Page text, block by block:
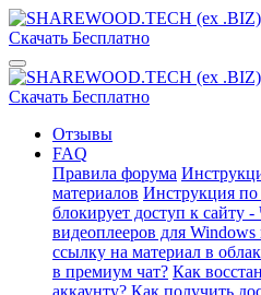
Отзывы
FAQ
Правила форума
материалов Инструкция по
блокирует доступ к сайту -
видеоплееров для Windows
ссылку на материал в
в премиум чат? Как
аккаунту? Как получить